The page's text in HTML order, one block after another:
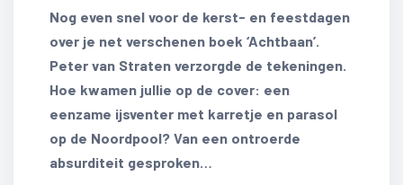
Nog even snel voor de kerst- en feestdagen
over je net verschenen boek ‘Achtbaan’.
Peter van Straten verzorgde de tekeningen.
Hoe kwamen jullie op de cover: een
eenzame ijsventer met karretje en parasol
op de Noordpool? Van een ontroerde
absurditeit gesproken…